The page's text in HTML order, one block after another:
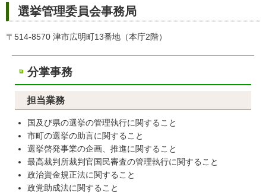
選挙管理委員会事務局
〒514-8570 津市広明町13番地（本庁2階）
分掌事務
担当業務
国及び県の選挙の管理執行に関すること
市町の選挙の助言に関すること
選挙啓発事業の企画、推進に関すること
最高裁判所裁判官国民審査の管理執行に関すること
政治資金規正法に関すること
政党助成法に関すること